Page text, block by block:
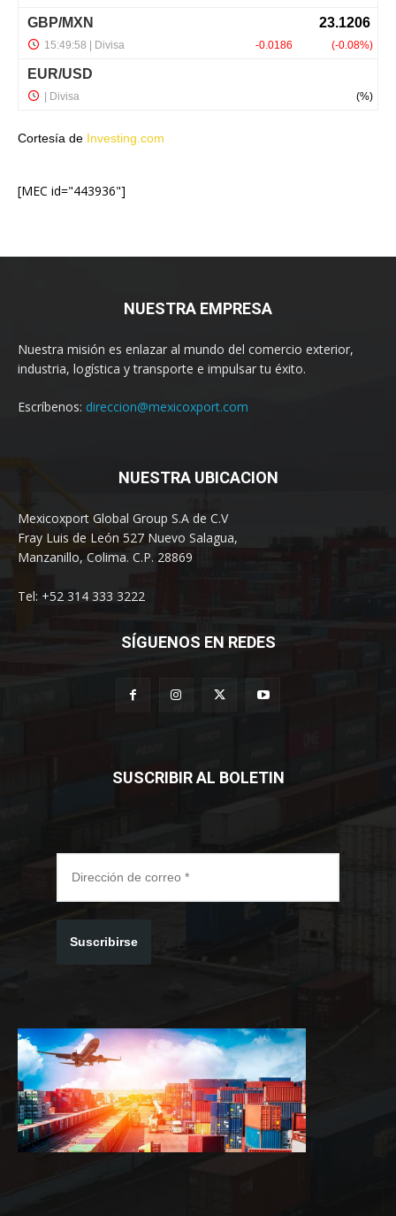
Cortesía de Investing.com
[MEC id="443936"]
NUESTRA EMPRESA
Nuestra misión es enlazar al mundo del comercio exterior,
industria, logística y transporte e impulsar tu éxito.
Escríbenos: direccion@mexicoxport.com
NUESTRA UBICACION
Mexicoxport Global Group S.A de C.V
Fray Luis de León 527 Nuevo Salagua,
Manzanillo, Colima. C.P. 28869
Tel: +52 314 333 3222
SÍGUENOS EN REDES
SUSCRIBIR AL BOLETIN
Suscribirse